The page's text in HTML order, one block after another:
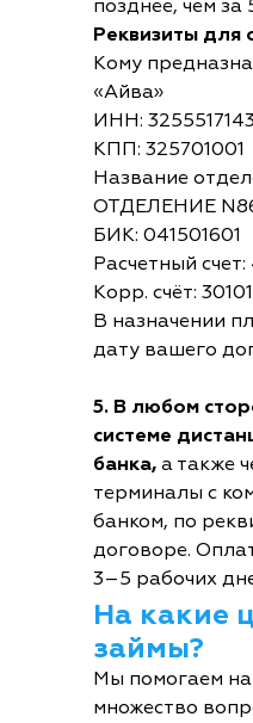
позднее, чем
Реквизиты для
Кому
«Айва»
ИНН: 3255517143
КПП: 325701001
Название
ОТДЕЛЕНИЕ
БИК: 041501601
Расчетный
Корр. счёт:
В назначении
дату вашего
5. В любом
системе
банка, а также
терминалы с
банком, по
договоре.
3–5 рабочих
На какие
займы?
Мы помогаем
множество